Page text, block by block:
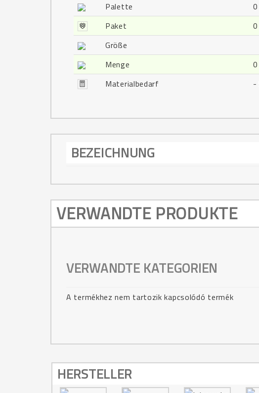
Palette
Paket
Größe
Menge
Materialbedarf
-
BEZEICHNUNG
VERWANDTE PRODUKTE
VERWANDTE KATEGORIEN
A termékhez nem tartozik kapcsolódó termék
HERSTELLER